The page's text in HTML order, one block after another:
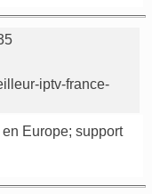
iptv-france-
Europe; support